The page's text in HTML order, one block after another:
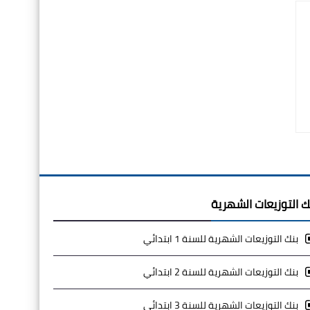
التوزيعات الشهرية
بنك التوزيعات الشهرية للسنة 1 ابتدائي
بنك التوزيعات الشهرية للسنة 2 ابتدائي
بنك التوزيعات الشهرية للسنة 3 ابتدائي